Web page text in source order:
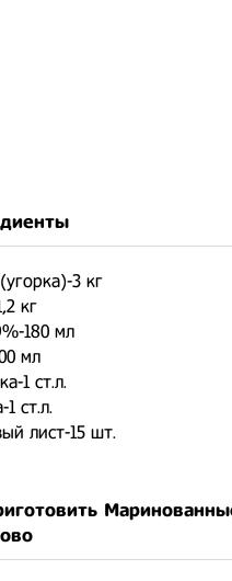
3 кг
кг
180 мл
мл
1 ст.л.
ст.л.
лист-15 шт.